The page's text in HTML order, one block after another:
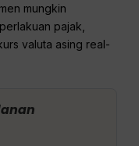
mungkin
pajak,
valuta asing real-